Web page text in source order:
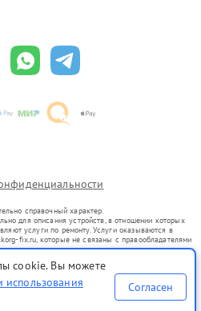
справочный характер.
для описания устройств, в отношении которых
услуги по ремонту. Услуги оказываются в
fix.ru, которые не связаны с правообладателями
введенных в гражданский оборот в соответствии
цели индивидуализации услуг или введения
информирования о предоставляемых услугах по
публичной офертой, определяемой
cookie. Вы можете
использования
Согласен